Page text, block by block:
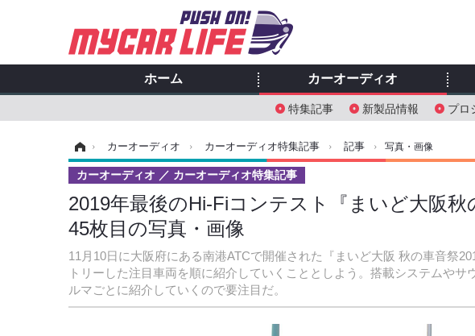
ホーム カーオーディオ
特集記事 新製品情報 プロ
› カーオーディオ › カーオーディオ特集記事 › 記事 › 写真・画像
2019年最後のHi-Fiコンテスト『まいど大阪
45枚目の写真・画像
11月10日に大阪府にある南港ATCで開催された『まいど大阪 秋の車音祭
トリーした注目車両を順に紹介していくこととしよう。搭載システムや
ルマごとに紹介していくので要注目だ。
カーオーディオ カーオーディオ特集記事